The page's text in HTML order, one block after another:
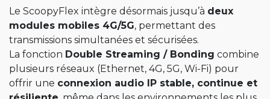
Le ScoopyFlex intègre désormais jusqu’à deux
modules mobiles 4G/5G, permettant des
transmissions simultanées et sécurisées.
La fonction Double Streaming / Bonding combine
plusieurs réseaux (Ethernet, 4G, 5G, Wi-Fi) pour
offrir une connexion audio IP stable, continue et